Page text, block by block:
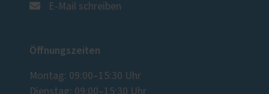
E-Mail schreiben
Öffnungszeiten
Montag: 09:00–15:30 Uhr
Dienstag: 09:00–15:30 Uhr